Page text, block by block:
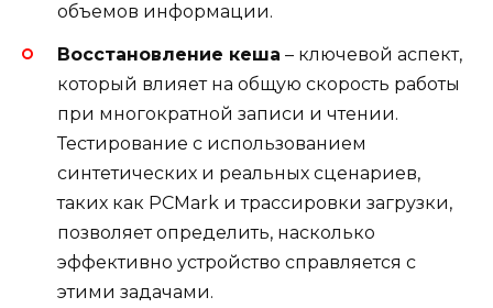
объемов информации.
Восстановление кеша – ключевой аспект,
который влияет на общую скорость работы
при многократной записи и чтении.
Тестирование с использованием
синтетических и реальных сценариев,
таких как PCMark и трассировки загрузки,
позволяет определить, насколько
эффективно устройство справляется с
этими задачами.